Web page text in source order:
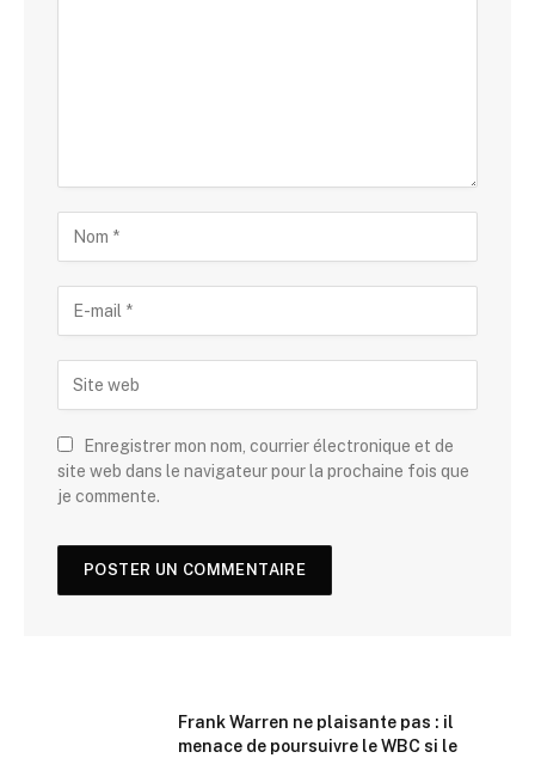
Enregistrer mon nom, courrier électronique et de
site web dans le navigateur pour la prochaine fois que
je commente.
Frank Warren ne plaisante pas : il
menace de poursuivre le WBC si le